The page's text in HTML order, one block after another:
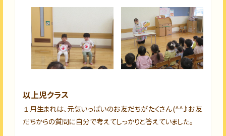
以上児クラス
１月生まれは、元気いっぱいのお友だちがたくさん(^^♪お友
だちからの質問に自分で考えてしっかりと答えていました。